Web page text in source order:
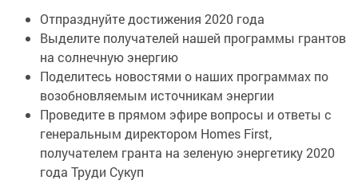
Отпразднуйте достижения 2020 года
Выделите получателей нашей программы грантов
на солнечную энергию
Поделитесь новостями о наших программах по
возобновляемым источникам энергии
Проведите в прямом эфире вопросы и ответы с
генеральным директором Homes First,
получателем гранта на зеленую энергетику 2020
года Труди Сукуп